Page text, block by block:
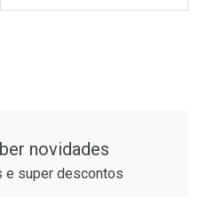
novidades
e super descontos